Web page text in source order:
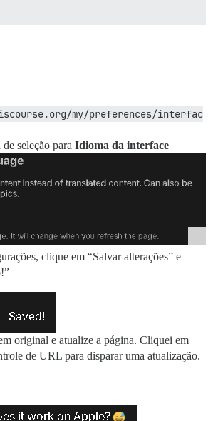
my/preferences/interfac
seleção para Idioma da interface
clique em “Salvar alterações” e
original e atualize a página. Cliquei em
de URL para disparar uma atualização.